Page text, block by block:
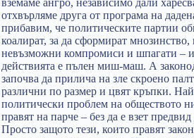
вземаме ангро, независимо дали
отхвърляме друга от програма на
прибавим, че политическите партии
коалират, за да сформират мнозинство,
невъзможни компромиси и шпагати –
действията е пълен миш-маш. А
започва да прилича на зле скроено
различни по размер и цвят кръпки.
политически проблем на обществото
правят на парче – без да е взет
Просто защото тези, които правят